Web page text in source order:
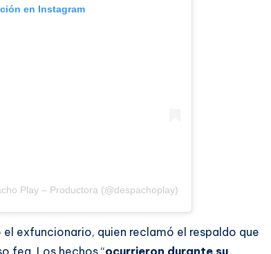
en Instagram
Play – Productora (@despachoplay)
el exfuncionario, quien reclamó el respaldo que
fea. Los hechos “ocurrieron durante su